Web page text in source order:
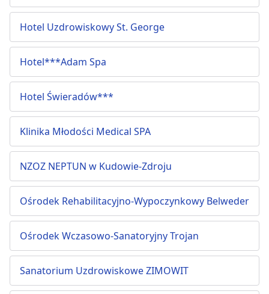
Hotel Uzdrowiskowy St. George
Hotel***Adam Spa
Hotel Świeradów***
Klinika Młodości Medical SPA
NZOZ NEPTUN w Kudowie-Zdroju
Ośrodek Rehabilitacyjno-Wypoczynkowy Belweder
Ośrodek Wczasowo-Sanatoryjny Trojan
Sanatorium Uzdrowiskowe ZIMOWIT